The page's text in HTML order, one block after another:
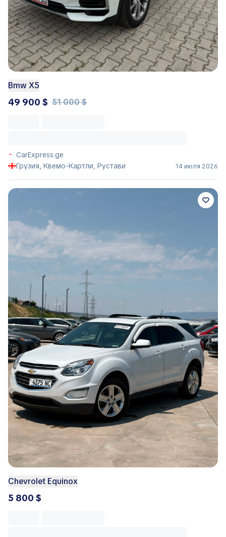
Bmw X5
49 900 $ 51 000 $
CarExpress.ge
Грузия, Квемо-Картли, Рустави
14 июля 2026
Chevrolet Equinox
5 800 $